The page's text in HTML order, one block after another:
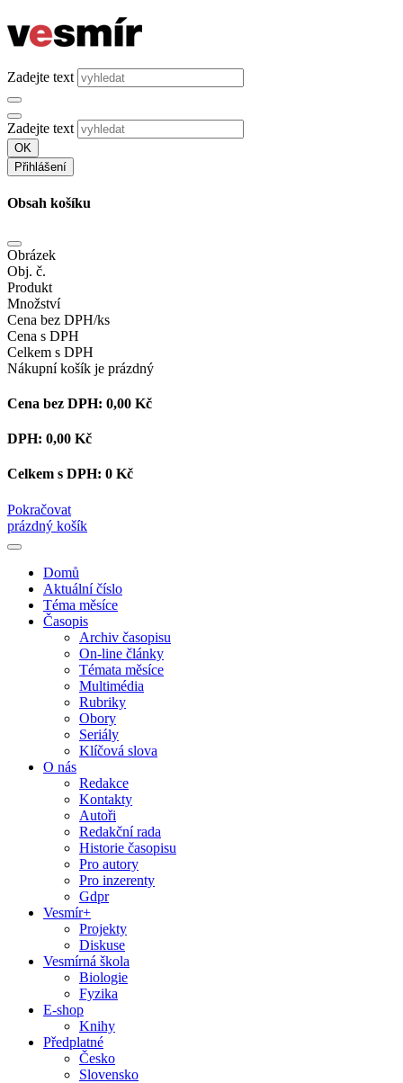
Zadejte text
Zadejte text
OK
Přihlášení
Obsah košíku
Obrázek
Obj. č.
Produkt
Množství
Cena bez DPH/ks
Cena s DPH
Celkem s DPH
Nákupní košík je prázdný
Cena bez DPH: 0,00 Kč
DPH: 0,00 Kč
Celkem s DPH: 0 Kč
Pokračovat
prázdný košík
Domů
Aktuální číslo
Téma měsíce
Časopis
Archiv časopisu
On-line články
Témata měsíce
Multimédia
Rubriky
Obory
Seriály
Klíčová slova
O nás
Redakce
Kontakty
Autoři
Redakční rada
Historie časopisu
Pro autory
Pro inzerenty
Gdpr
Vesmír+
Projekty
Diskuse
Vesmírná škola
Biologie
Fyzika
E-shop
Knihy
Předplatné
Česko
Slovensko